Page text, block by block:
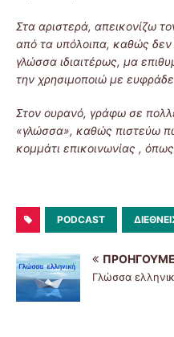
Στα αριστερά, απεικονίζω
από τα υπόλοιπα, καθώς δεν
γλώσσα ιδιαιτέρως, μα
την χρησιμοποιώ με
Στον ουρανό, γράφω σε
«γλώσσα», καθώς πιστεύω
κομμάτι επικοινωνίας ,
PODCAST
Γλώσσα